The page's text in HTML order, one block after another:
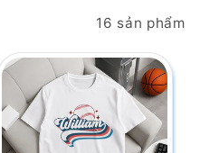
16 sản phẩm